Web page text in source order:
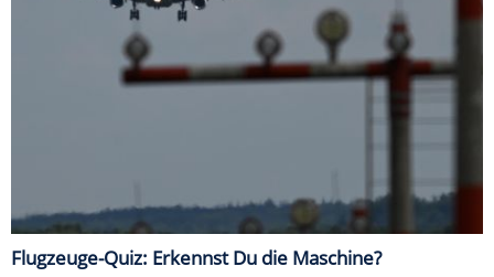
Flugzeuge-Quiz: Erkennst Du die Maschine?